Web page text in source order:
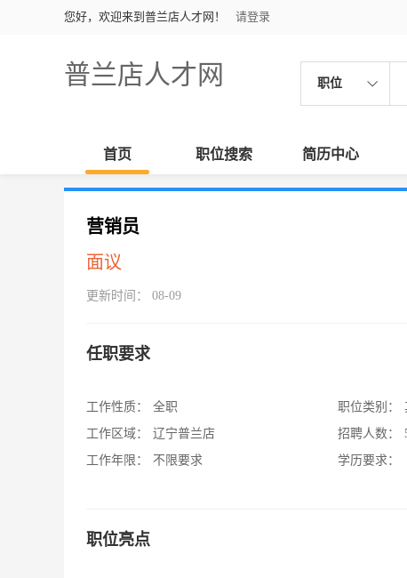
您好，欢迎来到普兰店人才网！ 请登录
普兰店人才网 职位
首页 职位搜索 简历中心
营销员
面议
更新时间： 08-09
任职要求
工作性质：
全职
工作区域：
辽宁普兰店
工作年限：
不限要求
职位类别：
招聘人数：
学历要求：
职位亮点